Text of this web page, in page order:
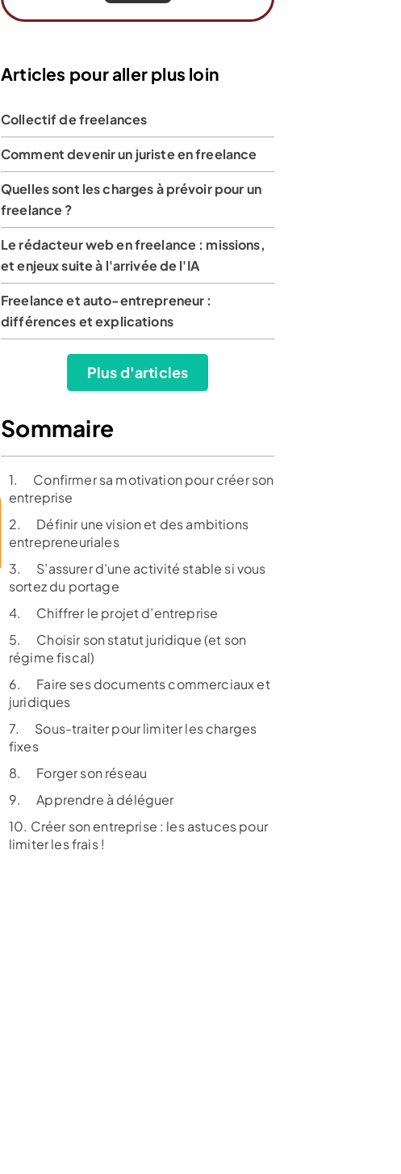
Articles pour aller plus loin
Collectif de freelances
Comment devenir un juriste en freelance
Quelles sont les charges à prévoir pour un
freelance ?
Le rédacteur web en freelance : missions,
et enjeux suite à l'arrivée de l'IA
Freelance et auto-entrepreneur :
différences et explications
Plus d'articles
Sommaire
1. Confirmer sa motivation pour créer son
entreprise
2. Définir une vision et des ambitions
entrepreneuriales
3. S’assurer d’une activité stable si vous
sortez du portage
4. Chiffrer le projet d’entreprise
5. Choisir son statut juridique (et son
régime fiscal)
6. Faire ses documents commerciaux et
juridiques
7. Sous-traiter pour limiter les charges
fixes
8. Forger son réseau
9. Apprendre à déléguer
10. Créer son entreprise : les astuces pour
limiter les frais !